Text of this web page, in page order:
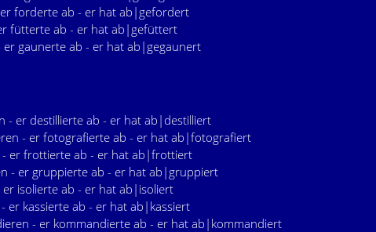
forderte ab - er hat ab|gefordert
fütterte ab - er hat ab|gefüttert
er gaunerte ab - er hat ab|gegaunert
- er destillierte ab - er hat ab|destilliert
- er fotografierte ab - er hat ab|fotografiert
er frottierte ab - er hat ab|frottiert
- er gruppierte ab - er hat ab|gruppiert
er isolierte ab - er hat ab|isoliert
er kassierte ab - er hat ab|kassiert
- er kommandierte ab - er hat ab|kommandiert